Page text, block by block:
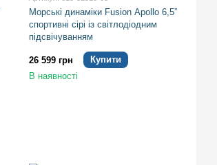
Морські динаміки Fusion Apollo 6,5”
спортивні сірі із світлодіодним
підсвічуванням
26 599 грн
Купити
В наявності